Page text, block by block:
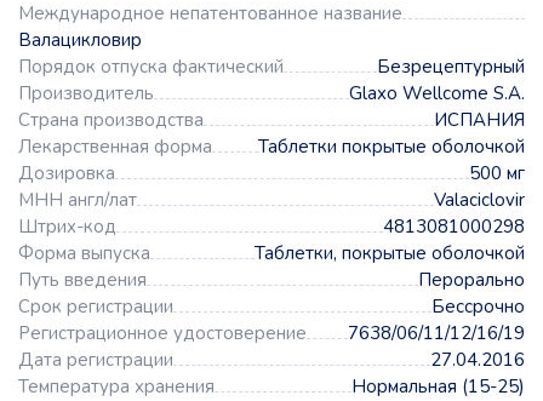
Международное непатентованное название
Валацикловир
Порядок отпуска фактический
Безрецептурный
Производитель
Glaxo Wellcome S.A.
Страна производства
ИСПАНИЯ
Лекарственная форма
Таблетки покрытые оболочкой
Дозировка
500 мг
МНН англ/лат
Valaciclovir
Штрих-код
4813081000298
Форма выпуска
Таблетки, покрытые оболочкой
Путь введения
Перорально
Срок регистрации
Бессрочно
Регистрационное удостоверение
7638/06/11/12/16/19
Дата регистрации
27.04.2016
Температура хранения
Нормальная (15-25)